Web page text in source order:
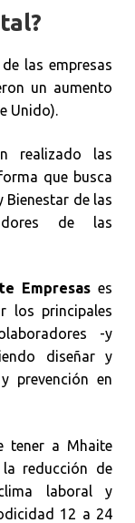
las empresas
un aumento
Unido).
realizado las
que busca
Bienestar de las
de las
Empresas es
los principales
-y
diseñar y
prevención en
tener a Mhaite
reducción de
laboral y
12 a 24